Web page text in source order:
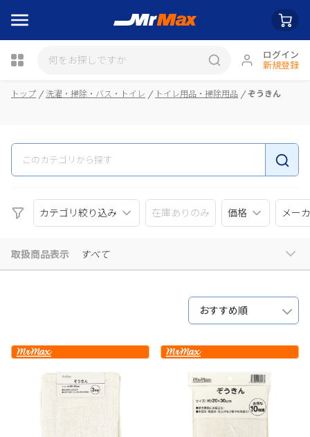
ログイン
新規登録
瓶詰
トップ 洗濯・掃除・バス・トイレ トイレ用品・掃除用品 ぞうきん
カテゴリ絞り込み 在庫ありのみ 価格 メー
取扱商品表示 すべて
おすすめ順